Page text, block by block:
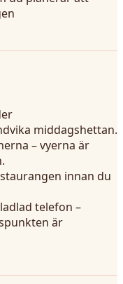
middagshettan.
– vyerna är
innan du
telefon –
är